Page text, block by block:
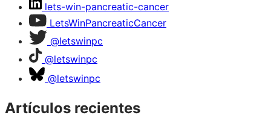
lets-win-pancreatic-cancer
LetsWinPancreaticCancer
@letswinpc
@letswinpc
@letswinpc
Artículos recientes